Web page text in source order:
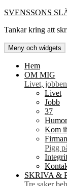
Hoppa
innehåll
SVENSSONS
Tankar kring att
Meny och widgets
Hem
OM MIG
Livet,
Livet
Jobb
37
Kom
Firman
Pigg
SKRIVA &
Tre saker